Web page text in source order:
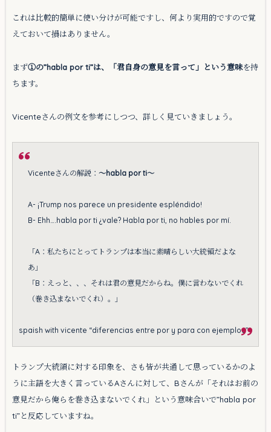
これは比較的簡単に使い分けが可能ですし、何より実用的ですので覚
えておいて損はありません。
まず①の”habla por ti”は、「君自身の意見を言って」という意味を持
ちます。
Vicenteさんの例文を参考にしつつ、詳しく見ていきましょう。
Vicenteさんの解説： 〜habla por ti〜
A- ¡Trump nos parece un presidente espléndido!
B- Ehh….habla por ti ¿vale? Habla por ti, no hables por mí.
「A：私たちにとってトランプは本当に素晴らしい大統領だよな
あ」
「B：えっと、、、それは君の意見だからね。僕に言わないでくれ
（巻き込まないでくれ）。」
spaish with vicente “diferencias entre por y para con ejemplos”
トランプ大統領に対する印象を、さも皆が共通して思っているかのよ
うに主語を大きく言っているAさんに対して、Bさんが「それはお前の
意見だから俺らを巻き込まないでくれ」という意味合いで”habla por
ti”と反応していますね。